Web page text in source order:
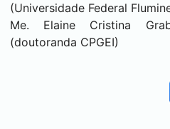
(Universidade Federal
Me. Elaine Cristina
(doutoranda CPGEI)